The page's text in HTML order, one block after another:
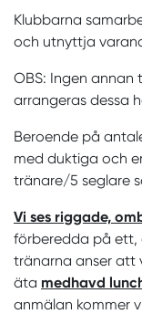
Klubbarna
och utnyttja
OBS: Ingen
arrangeras dessa
Beroende på
med duktiga och
tränare/5 seglare
Vi ses riggade,
förberedda på ett,
tränarna anser att
äta medhavd
anmälan kommer